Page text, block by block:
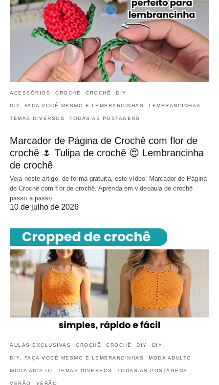
ACESSÓRIOS CROCHÊ CROCHÊ DIY
DIY, FAÇA VOCÊ MESMO E LEMBRANCINHAS LEMBRANCINHAS
TEMAS DIVERSOS TODAS AS POSTAGENS
Marcador de Página de Crochê com flor de
crochê 🌷 Tulipa de crochê 😍 Lembrancinha
de crochê
Veja neste artigo, de forma gratuita, este vídeo: Marcador de Página
de Crochê com flor de crochê. Aprenda em videoaula de crochê
passo a passo…
10 de julho de 2026
AULAS EXCLUSIVAS CROCHÊ CROCHÊ DIY DIY
DIY, FAÇA VOCÊ MESMO E LEMBRANCINHAS MODA ADULTO
MODA ADULTO TEMAS DIVERSOS TODAS AS POSTAGENS
VERÃO VERÃO